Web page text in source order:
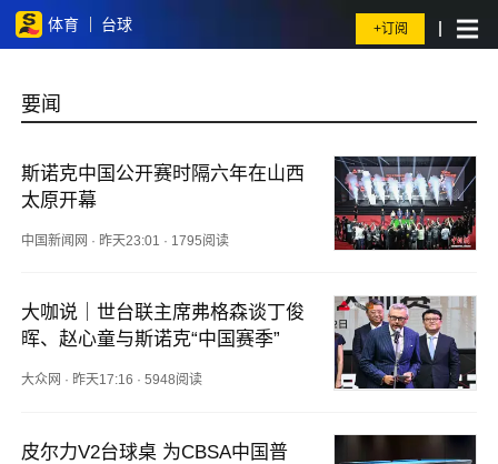
体育 台球 +订阅
要闻
斯诺克中国公开赛时隔六年在山西
太原开幕
中国新闻网 · 昨天23:01 · 1795阅读
大咖说｜世台联主席弗格森谈丁俊
晖、赵心童与斯诺克“中国赛季”
大众网 · 昨天17:16 ·5948阅读
皮尔力V2台球桌 为CBSA中国普